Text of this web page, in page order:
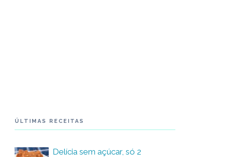
ÚLTIMAS RECEITAS
Delícia sem açúcar, só 2